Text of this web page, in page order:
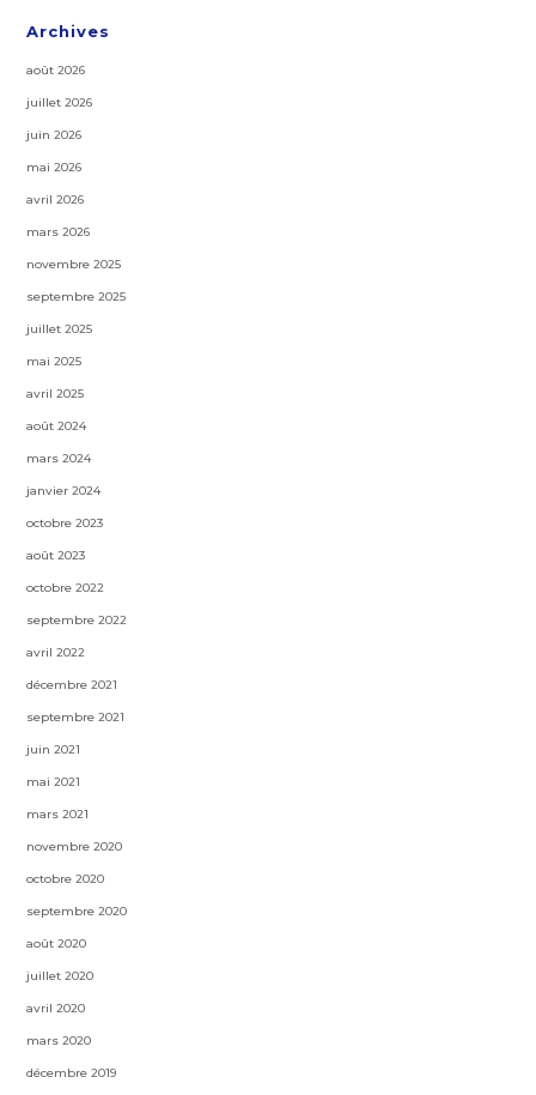
Archives
août 2026
juillet 2026
juin 2026
mai 2026
avril 2026
mars 2026
novembre 2025
septembre 2025
juillet 2025
mai 2025
avril 2025
août 2024
mars 2024
janvier 2024
octobre 2023
août 2023
octobre 2022
septembre 2022
avril 2022
décembre 2021
septembre 2021
juin 2021
mai 2021
mars 2021
novembre 2020
octobre 2020
septembre 2020
août 2020
juillet 2020
avril 2020
mars 2020
décembre 2019